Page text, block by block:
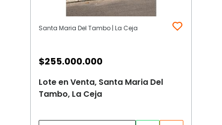
Santa Maria Del Tambo | La Ceja
$255.000.000
Lote en Venta, Santa Maria Del
Tambo, La Ceja